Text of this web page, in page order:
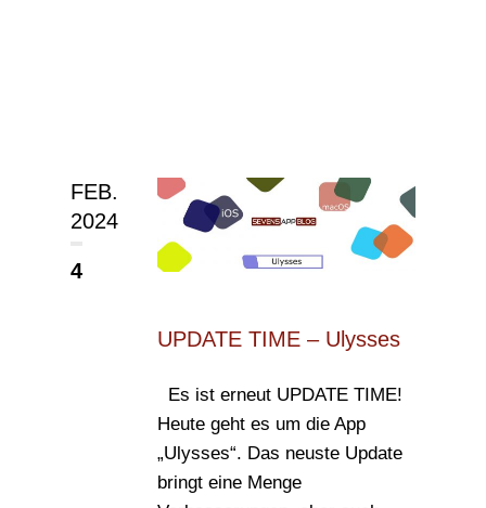
FEB.
2024
4
UPDATE TIME – Ulysses
Es ist erneut UPDATE TIME!
Heute geht es um die App
„Ulysses“. Das neuste Update
bringt eine Menge